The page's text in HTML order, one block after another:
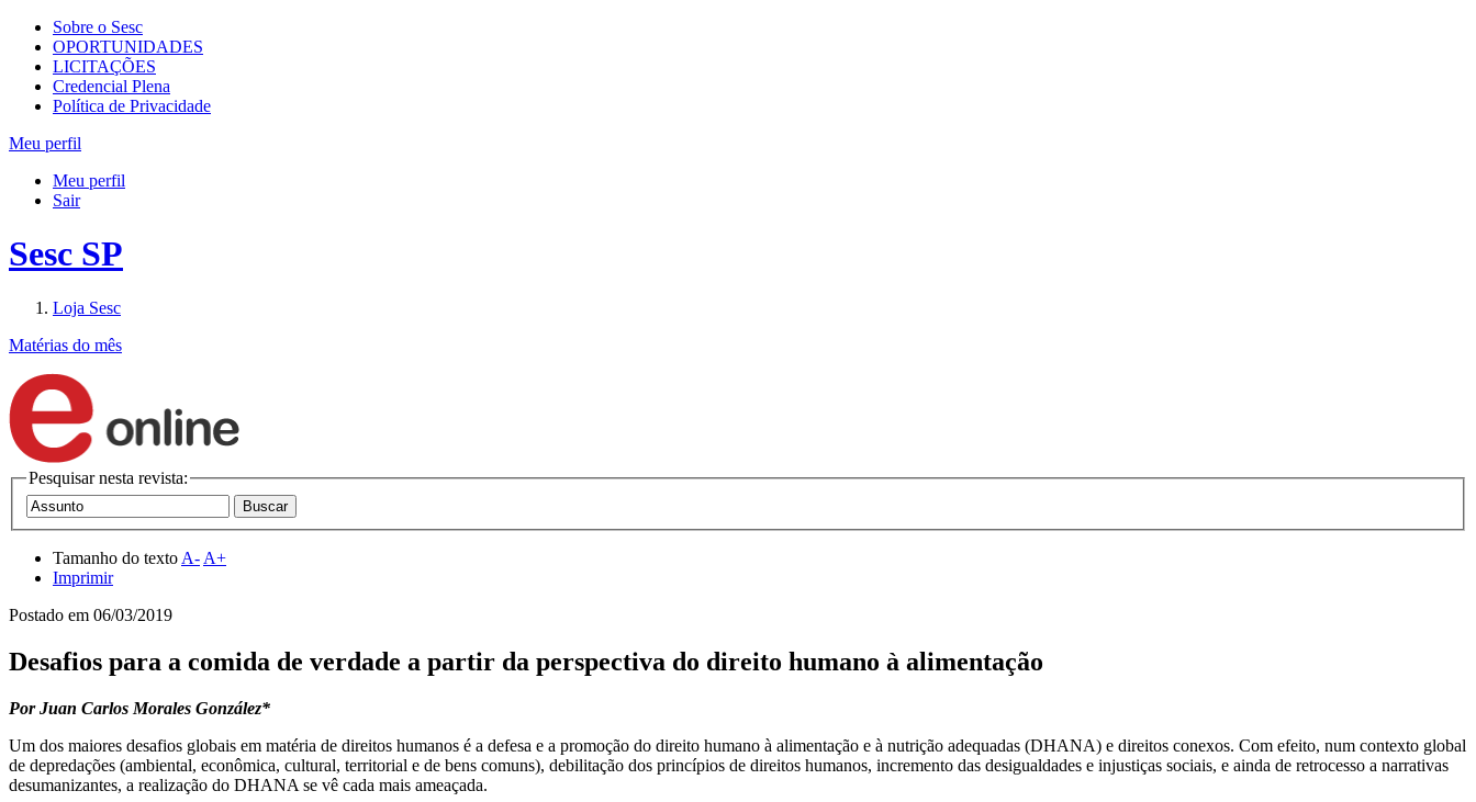
Sobre o Sesc
OPORTUNIDADES
LICITAÇÕES
Credencial Plena
Política de Privacidade
Meu perfil
Meu perfil
Sair
Sesc SP
Loja Sesc
Matérias do mês
Pesquisar nesta revista:
Tamanho do texto A- A+
Imprimir
Postado em 06/03/2019
Desafios para a comida de verdade a partir da perspectiva do direito humano à alimentação
Por Juan Carlos Morales González*
Um dos maiores desafios globais em matéria de direitos humanos é a defesa e a promoção do direito humano à alimentação e à nutrição adequadas (DHANA) e direitos conexos. Com efeito, num contexto global
de depredações (ambiental, econômica, cultural, territorial e de bens comuns), debilitação dos princípios de direitos humanos, incremento das desigualdades e injustiças sociais, e ainda de retrocesso a narrativas
desumanizantes, a realização do DHANA se vê cada mais ameaçada.